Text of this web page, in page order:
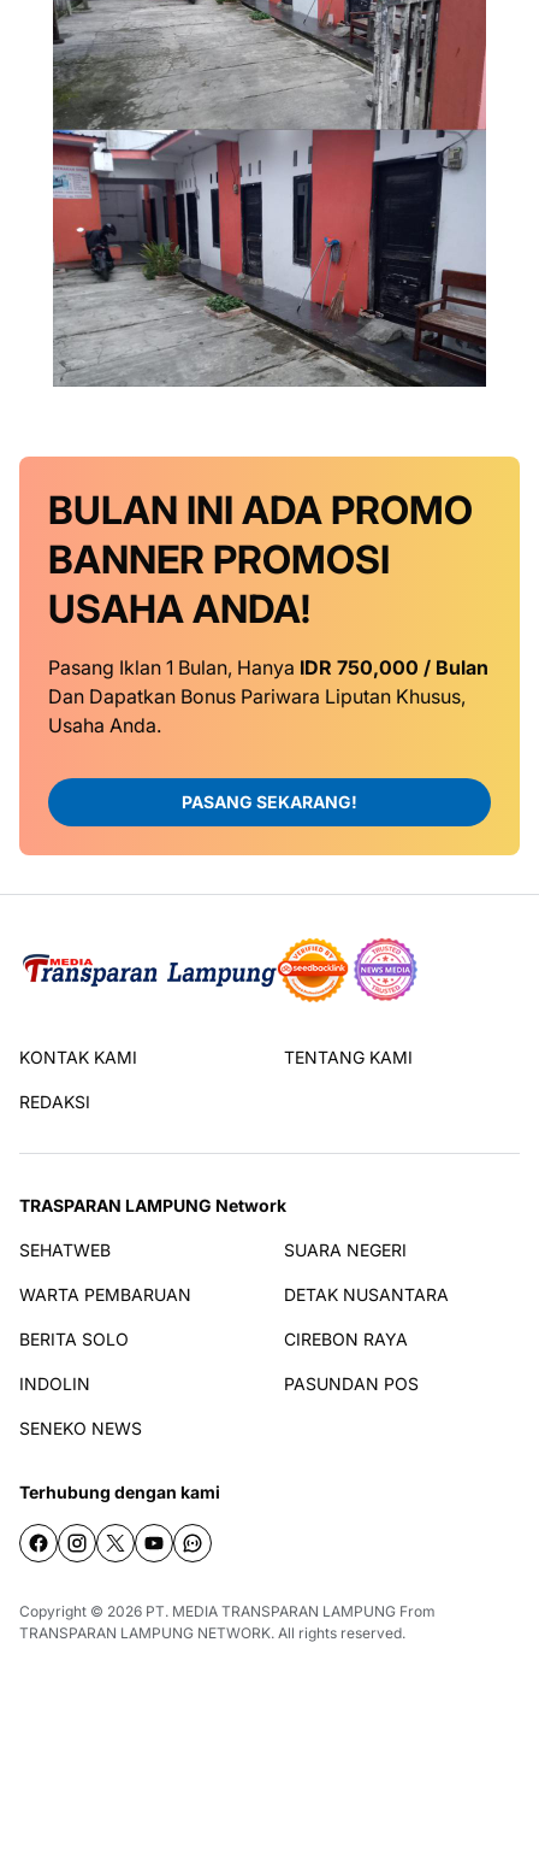
BULAN INI ADA PROMO
BANNER PROMOSI
USAHA ANDA!
Pasang Iklan 1 Bulan, Hanya IDR 750,000 / Bulan
Dan Dapatkan Bonus Pariwara Liputan Khusus,
Usaha Anda.
PASANG SEKARANG!
KONTAK KAMI TENTANG KAMI
REDAKSI
TRASPARAN LAMPUNG Network
SEHATWEB SUARA NEGERI
WARTA PEMBARUAN DETAK NUSANTARA
BERITA SOLO CIREBON RAYA
INDOLIN PASUNDAN POS
SENEKO NEWS
Terhubung dengan kami
Copyright © 2026 PT. MEDIA TRANSPARAN LAMPUNG From
TRANSPARAN LAMPUNG NETWORK. All rights reserved.